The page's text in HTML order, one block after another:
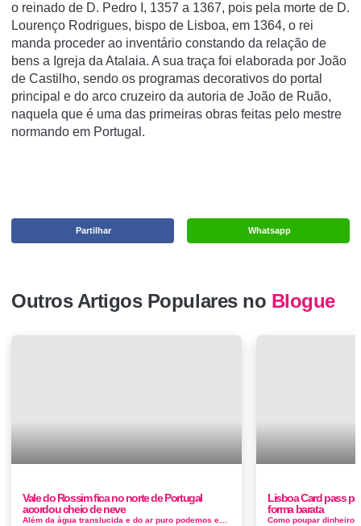
o reinado de D. Pedro I, 1357 a 1367, pois pela morte de D.
Lourenço Rodrigues, bispo de Lisboa, em 1364, o rei
manda proceder ao inventário constando da relação de
bens a Igreja da Atalaia. A sua traça foi elaborada por João
de Castilho, sendo os programas decorativos do portal
principal e do arco cruzeiro da autoria de João de Ruão,
naquela que é uma das primeiras obras feitas pelo mestre
normando em Portugal.
Whatsapp
Partilhar
Outros Artigos Populares no Blogue
Vale do Rossim fica no norte de Portugal
acordou cheio de neve
Além da água translucida e do ar puro podemos encontrar no Vale do Rossim todos os condimentos necessários para um dia bem passad...
Lisboa Card pass
forma barata